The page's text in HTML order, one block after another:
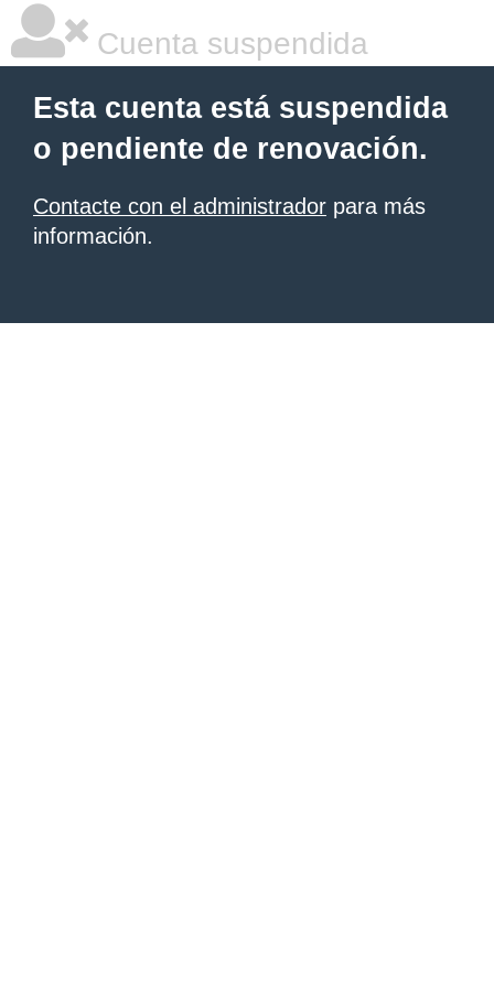
Cuenta suspendida
Esta cuenta está suspendida
o pendiente de renovación.
Contacte con el administrador para más
información.